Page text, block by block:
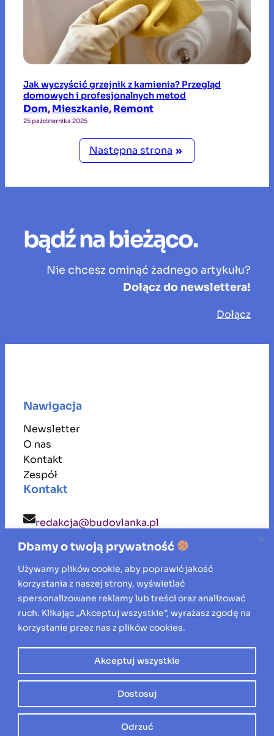
Dbamy o twoją prywatność
Używamy plików cookie, aby poprawić jakość
korzystania z naszej strony, wyświetlać
spersonalizowane reklamy lub treści oraz analizować
ruch. Klikając „Akceptuj wszystkie”, wyrażasz zgodę na
korzystanie przez nas z plików cookies.
Dostosuj
Odrzuć
Akceptuj wszystkie
Jak wyczyścić grzejnik z kamienia? Przegląd
domowych i profesjonalnych metod
Dom, Mieszkanie, Remont
25 października 2025
Następna strona »
bądź na bieżąco.
Nie chcesz ominąć żadnego artykułu?
Dołącz do newslettera!
Dołącz
Nawigacja
Newsletter
O nas
Kontakt
Zespół
Kontakt
redakcja@budovlanka.pl
Inspiracje, porady i aktualności ze świata
budownictwa, remontów oraz aranżacji
wnętrz.
Wszelkie prawa zastrzeżone © 2026